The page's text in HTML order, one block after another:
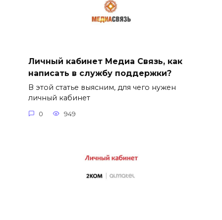
Личный кабинет Медиа Связь, как
написать в службу поддержки?
В этой статье выясним, для чего нужен
личный кабинет
0 949